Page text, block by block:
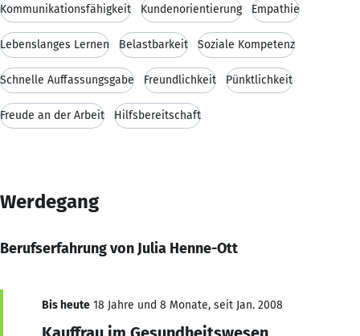
Kommunikationsfähigkeit Kundenorientierung Empathie
Lebenslanges Lernen Belastbarkeit Soziale Kompetenz
Schnelle Auffassungsgabe Freundlichkeit Pünktlichkeit
Freude an der Arbeit Hilfsbereitschaft
Werdegang
Berufserfahrung von Julia Henne-Ott
Bis heute 18 Jahre und 8 Monate, seit Jan. 2008